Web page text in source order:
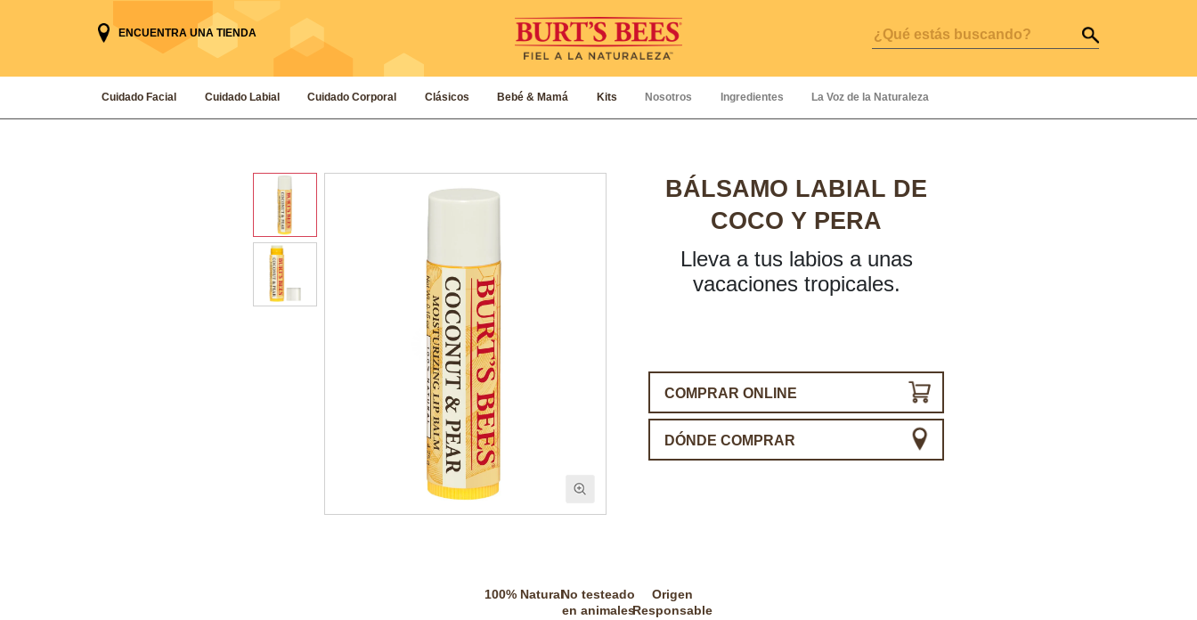
ENCUENTRA UNA TIENDA
Cuidado Facial Cuidado Labial Cuidado Corporal Clásicos Bebé & Mamá Kits Nosotros Ingredientes La Voz de la Naturaleza
BÁLSAMO LABIAL DE
COCO Y PERA
Lleva a tus labios a unas
vacaciones tropicales.
COMPRAR ONLINE
DÓNDE COMPRAR
100% NaturalNo testeado
en animales
Origen
Responsable